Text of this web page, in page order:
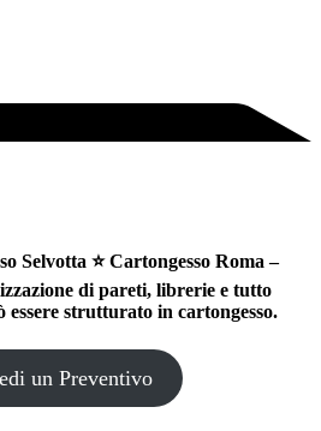
Selvotta ⭐ Cartongesso Roma –
di pareti, librerie e tutto
essere strutturato in cartongesso.
un Preventivo